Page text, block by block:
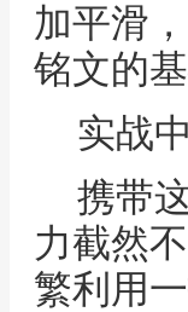
加平滑
铭文的
实战
携带
力截然
繁利用